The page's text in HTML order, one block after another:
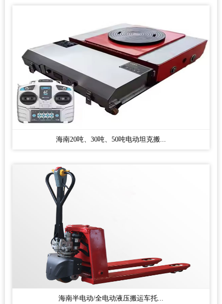
海南20吨、30吨、50吨电动坦克搬...
海南半电动/全电动液压搬运车托...